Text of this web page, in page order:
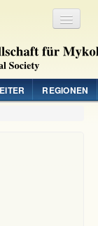
REGIONEN